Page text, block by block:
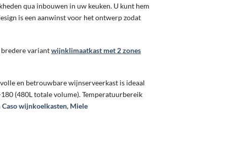
qua inbouwen in uw keuken. U kunt hem
is een aanwinst voor het ontwerp zodat
bredere variantwijnklimaatkast met 2 zones
en betrouwbare wijnserveerkast is ideaal
(480L totale volume). Temperatuurbereik
Caso wijnkoelkasten, Miele